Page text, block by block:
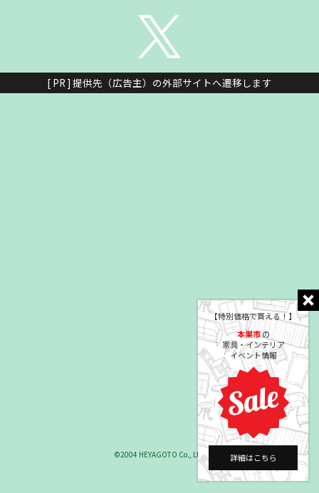
【特別価格で買える！】
本巣市の
家具・インテリア
イベント情報
詳細はこちら
[ PR ] 提供先（広告主）の外部サイトへ遷移します
©2004 HEYAGOTO Co., Ltd.